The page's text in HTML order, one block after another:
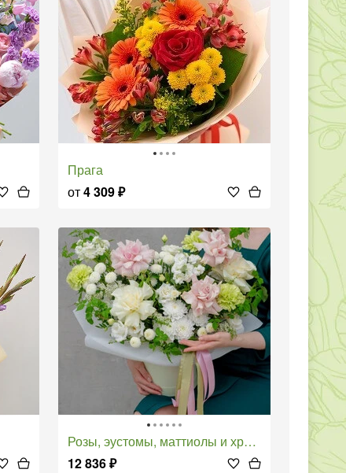
Прага
от4 309₽
Розы, эустомы, маттиолы и хризантемы в коробке "Фарфоровая мечта"
12 836₽